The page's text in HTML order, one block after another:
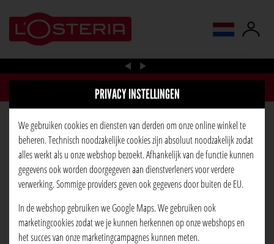
PRIVACY INSTELLINGEN
We gebruiken cookies en diensten van derden om onze online winkel te
beheren. Technisch noodzakelijke cookies zijn absoluut noodzakelijk zodat
alles werkt als u onze webshop bezoekt. Afhankelijk van de functie kunnen
gegevens ook worden doorgegeven aan dienstverleners voor verdere
verwerking. Sommige providers geven ook gegevens door buiten de EU.
In de webshop gebruiken we Google Maps. We gebruiken ook
marketingcookies zodat we je kunnen herkennen op onze webshops en
het succes van onze marketingcampagnes kunnen meten.
taal wijzigen
PIZZA PANE